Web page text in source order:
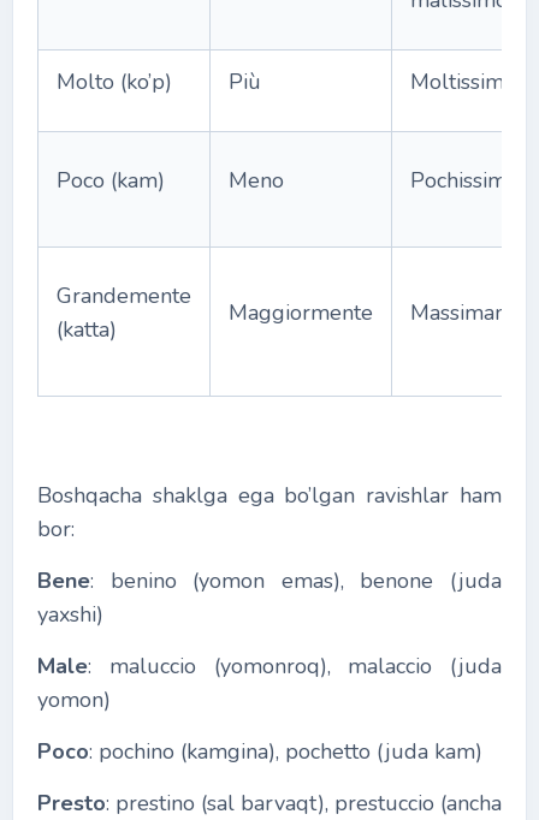
Molto (ko’p) Più Moltissimo
Poco (kam) Meno Pochissimo
Grandemente
(katta)
Maggiormente
Boshqacha shaklga ega bo’lgan ravishlar ham
bor:
Bene: benino (yomon emas), benone (juda
yaxshi)
Male: maluccio (yomonroq), malaccio (juda
yomon)
Poco: pochino (kamgina), pochetto (juda kam)
Presto: prestino (sal barvaqt), prestuccio (ancha